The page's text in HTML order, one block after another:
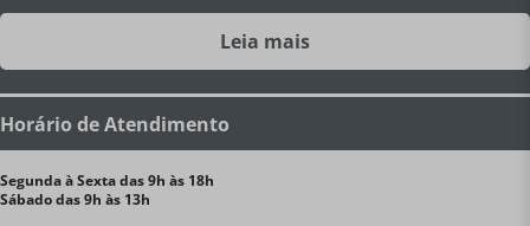
Leia mais
Horário de Atendimento
Segunda à Sexta das 9h às 18h
Sábado das 9h às 13h